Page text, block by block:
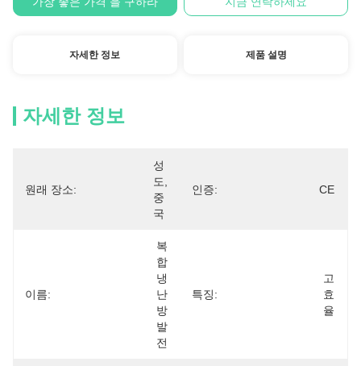
자세한 정보 제품 설명
자세한 정보
원래 장소:
성
도,
중
국
인증: CE
이름:
복
합
냉
난
방
발
전
특징:
고
효
율